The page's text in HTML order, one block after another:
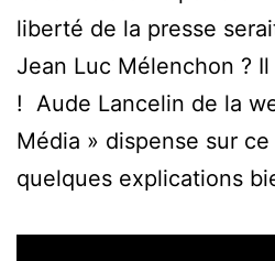
liberté de la presse
Jean Luc Mélenchon ?
! Aude Lancelin de la
Média » dispense sur
quelques explications